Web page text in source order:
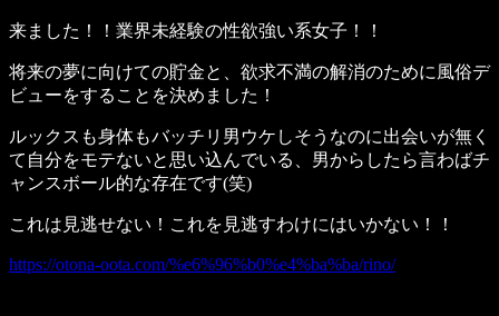
来ました！！業界未経験の性欲強い系女子！！
将来の夢に向けての貯金と、欲求不満の解消のために風俗デ
ビューをすることを決めました！
ルックスも身体もバッチリ男ウケしそうなのに出会いが無く
て自分をモテないと思い込んでいる、男からしたら言わばチ
ャンスボール的な存在です(笑)
これは見逃せない！これを見逃すわけにはいかない！！
https://otona-oota.com/%e6%96%b0%e4%ba%ba/rino/